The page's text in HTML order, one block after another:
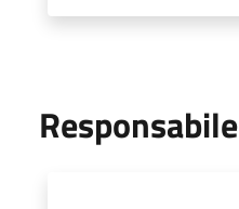
Responsabile